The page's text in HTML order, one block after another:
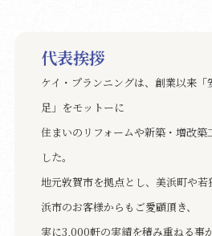
代表挨拶
ケイ・プランニングは、創業以来
足」をモットーに
住まいのリフォームや新築・増改築
した。
地元敦賀市を拠点とし、美浜町や
浜市のお客様からもご愛顧頂き、
実に3,000軒の実績を積み重ねる事